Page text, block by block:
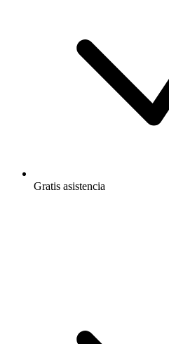
Gratis asistencia